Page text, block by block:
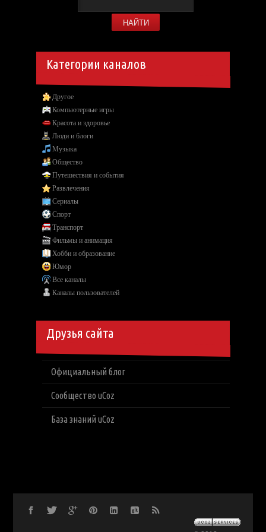
Категории каналов
Другое
Компьютерные игры
Красота и здоровье
Люди и блоги
Музыка
Общество
Путешествия и события
Развлечения
Сериалы
Спорт
Транспорт
Фильмы и анимация
Хобби и образование
Юмор
Все каналы
Каналы пользователей
Друзья сайта
Официальный блог
Сообщество uCoz
База знаний uCoz